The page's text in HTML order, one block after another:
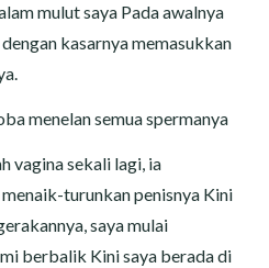
mulut saya Pada awalnya
kasarnya memasukkan
menelan semua spermanya
vagina sekali lagi, ia
turunkan penisnya Kini
saya mulai
berbalik Kini saya berada di